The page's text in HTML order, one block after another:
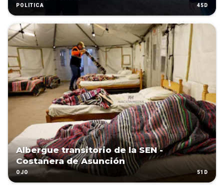
POLÍTICA 45D
Albergue transitorio de la SEN -
Costanera de Asunción
OJO 51D